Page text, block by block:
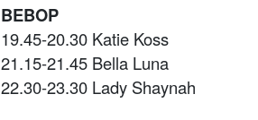
BEBOP
19.45-20.30 Katie Koss
21.15-21.45 Bella Luna
22.30-23.30 Lady Shaynah